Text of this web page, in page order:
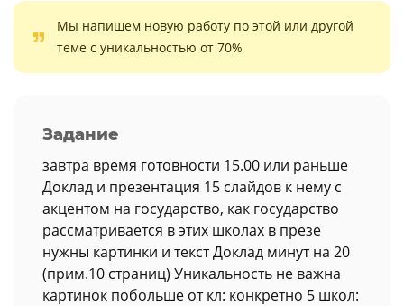
Мы напишем новую работу по этой или другой
теме с уникальностью от 70%
Задание
завтра время готовности 15.00 или раньше
Доклад и презентация 15 слайдов к нему с
акцентом на государство, как государство
рассматривается в этих школах в презе
нужны картинки и текст Доклад минут на 20
(прим.10 страниц) Уникальность не важна
картинок побольше от кл: конкретно 5 школ: